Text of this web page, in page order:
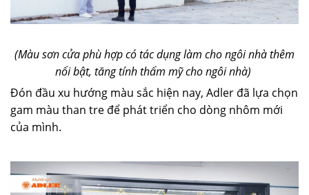
(Màu sơn cửa phù hợp có tác dụng làm cho ngôi nhà thêm
nổi bật, tăng tính thẩm mỹ cho ngôi nhà)
Đón đầu xu hướng màu sắc hiện nay, Adler đã lựa chọn
gam màu than tre để phát triển cho dòng nhôm mới
của mình.